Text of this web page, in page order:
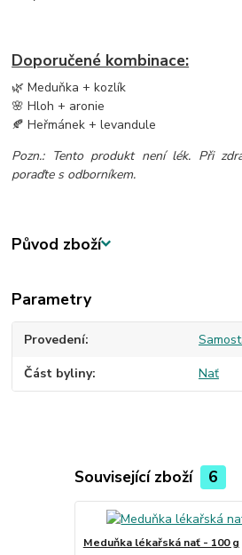
Doporučené kombinace:
🌿 Meduňka + kozlík
🌸 Hloh + aronie
🍂 Heřmánek + levandule
Pozn.: Tento produkt není lék. Při
poraďte s odborníkem.
Původ zboží
Parametry
Provedení
Část byliny Nať
Související zboží 6
Meduňka lékařská nať - 100 g